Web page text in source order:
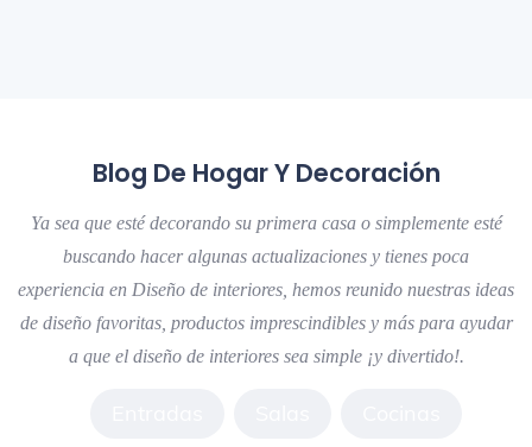
Blog De Hogar Y Decoración
Ya sea que esté decorando su primera casa o simplemente esté
buscando hacer algunas actualizaciones y tienes poca
experiencia en Diseño de interiores, hemos reunido nuestras ideas
de diseño favoritas, productos imprescindibles y más para ayudar
a que el diseño de interiores sea simple ¡y divertido!.